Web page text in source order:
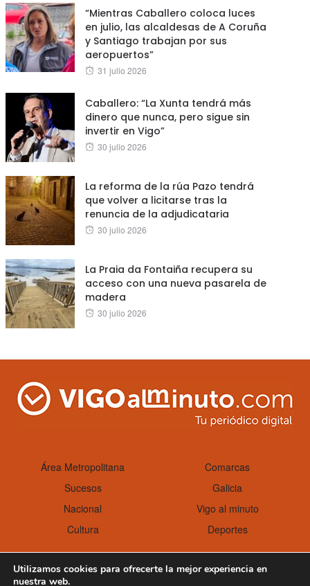
“Mientras Caballero coloca luces
en julio, las alcaldesas de A Coruña
y Santiago trabajan por sus
aeropuertos”
Posted
31 julio 2026
Caballero: “La Xunta tendrá más
dinero que nunca, pero sigue sin
invertir en Vigo”
Posted
30 julio 2026
La reforma de la rúa Pazo tendrá
que volver a licitarse tras la
renuncia de la adjudicataria
Posted
30 julio 2026
La Praia da Fontaiña recupera su
acceso con una nueva pasarela de
madera
Posted
30 julio 2026
Área Metropolitana
Comarcas
Sucesos
Galicia
Nacional
Vigo al minuto
Cultura
Deportes
Utilizamos cookies para ofrecerte la mejor experiencia en
nuestra web.